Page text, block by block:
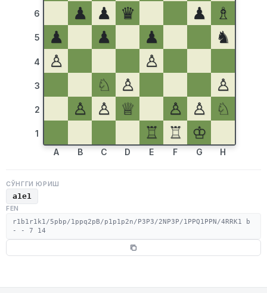
6
5
4
3
2
1
♟
♟ ♛ ♟
♗
♟
♟ ♟
♞
♙
♙
♘
♙
♙
♙
♙ ♕ ♙ ♙
♘
♖
♖ ♔
A B C D E F G H
СЎНГГИ ЮРИШ
a1e1
FEN
r1b1r1k1/5pbp/1ppq2pB/p1p1p2n/P3P3/2NP3P/1PPQ1PPN/4RRK1 b
- - 7 14